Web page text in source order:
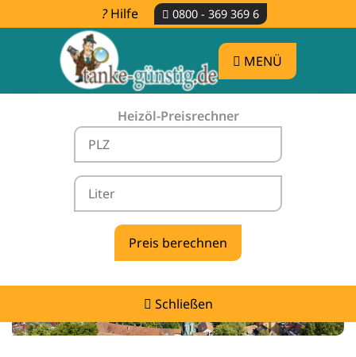
Hilfe 0800 - 369 369 6
MENÜ
Heizöl-Preisrechner
Schließen
Heizölpreise Rielasingen-Worblingen -
vergleichen & günstig tanken